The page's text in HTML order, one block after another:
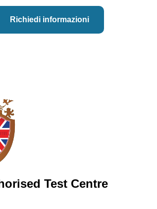
Richiedi informazioni
Test Centre